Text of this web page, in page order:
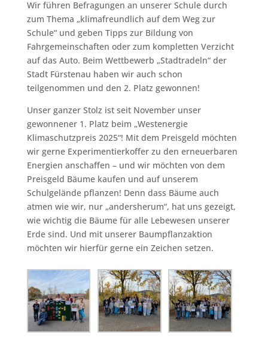
Wir führen Befragungen an unserer Schule durch
zum Thema „klimafreundlich auf dem Weg zur
Schule“ und geben Tipps zur Bildung von
Fahrgemeinschaften oder zum kompletten Verzicht
auf das Auto. Beim Wettbewerb „Stadtradeln“ der
Stadt Fürstenau haben wir auch schon
teilgenommen und den 2. Platz gewonnen!
Unser ganzer Stolz ist seit November unser
gewonnener 1. Platz beim „Westenergie
Klimaschutzpreis 2025“! Mit dem Preisgeld möchten
wir gerne Experimentierkoffer zu den erneuerbaren
Energien anschaffen – und wir möchten von dem
Preisgeld Bäume kaufen und auf unserem
Schulgelände pflanzen! Denn dass Bäume auch
atmen wie wir, nur „andersherum“, hat uns gezeigt,
wie wichtig die Bäume für alle Lebewesen unserer
Erde sind. Und mit unserer Baumpflanzaktion
möchten wir hierfür gerne ein Zeichen setzen.